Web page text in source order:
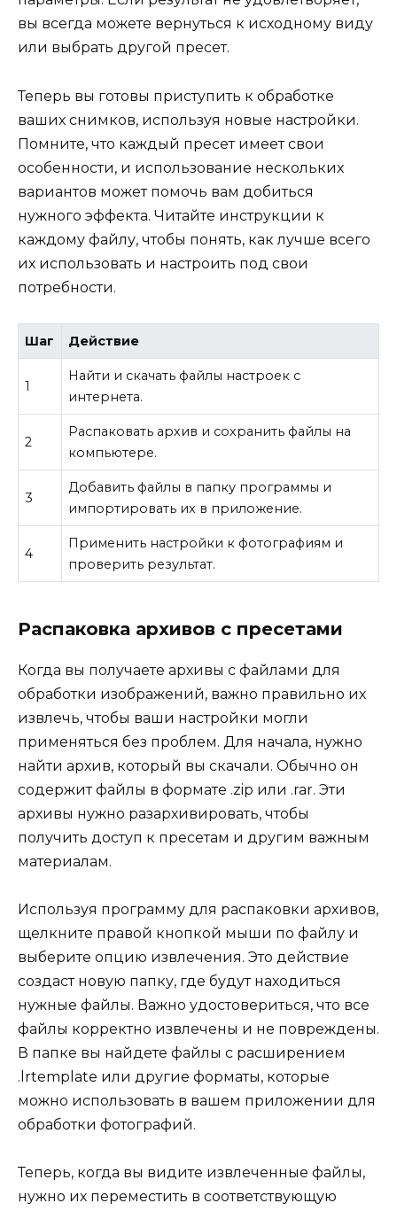
вы всегда можете вернуться к исходному виду
или выбрать другой пресет.
Теперь вы готовы приступить к обработке
ваших снимков, используя новые настройки.
Помните, что каждый пресет имеет свои
особенности, и использование нескольких
вариантов может помочь вам добиться
нужного эффекта. Читайте инструкции к
каждому файлу, чтобы понять, как лучше всего
их использовать и настроить под свои
потребности.
Шаг Действие
1
Найти и скачать файлы настроек с
интернета.
2
Распаковать архив и сохранить файлы на
компьютере.
3
Добавить файлы в папку программы и
импортировать их в приложение.
4
Применить настройки к фотографиям и
проверить результат.
Распаковка архивов с пресетами
Когда вы получаете архивы с файлами для
обработки изображений, важно правильно их
извлечь, чтобы ваши настройки могли
применяться без проблем. Для начала, нужно
найти архив, который вы скачали. Обычно он
содержит файлы в формате .zip или .rar. Эти
архивы нужно разархивировать, чтобы
получить доступ к пресетам и другим важным
материалам.
Используя программу для распаковки архивов,
щелкните правой кнопкой мыши по файлу и
выберите опцию извлечения. Это действие
создаст новую папку, где будут находиться
нужные файлы. Важно удостовериться, что все
файлы корректно извлечены и не повреждены.
В папке вы найдете файлы с расширением
.lrtemplate или другие форматы, которые
можно использовать в вашем приложении для
обработки фотографий.
Теперь, когда вы видите извлеченные файлы,
нужно их переместить в соответствующую